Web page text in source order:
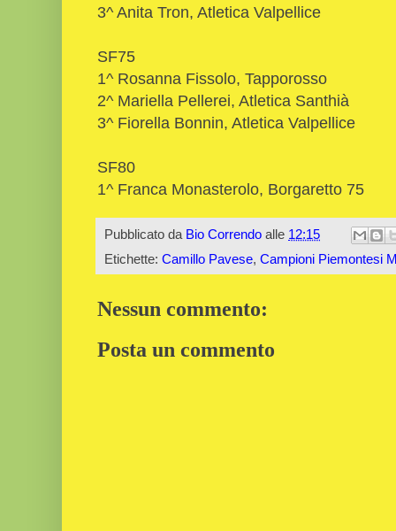
3^ Anita Tron, Atletica Valpellice
SF75
1^ Rosanna Fissolo, Tapporosso
2^ Mariella Pellerei, Atletica Santhià
3^ Fiorella Bonnin, Atletica Valpellice
SF80
1^ Franca Monasterolo, Borgaretto 75
Pubblicato da Bio Correndo alle 12:15
Etichette: Camillo Pavese, Campioni Piemontesi
Nessun commento:
Posta un commento